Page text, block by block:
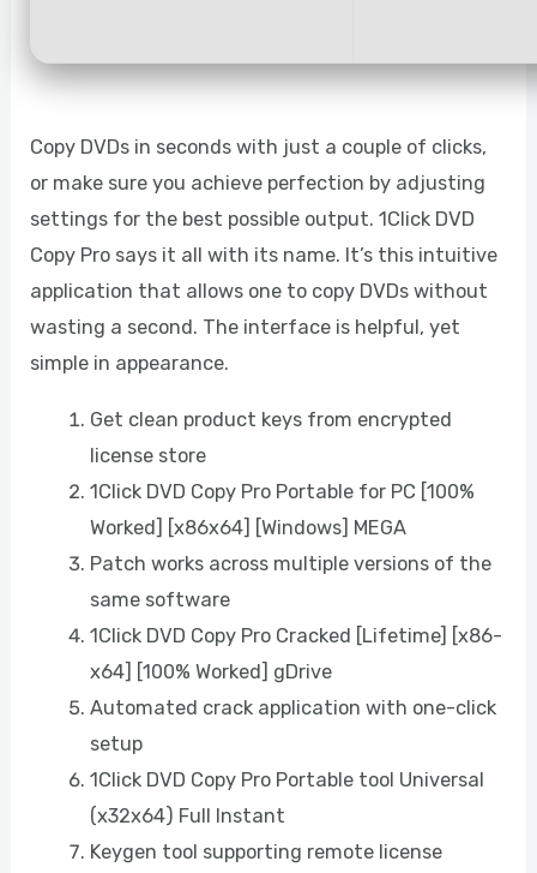
Copy DVDs in seconds with just a couple of clicks,
or make sure you achieve perfection by adjusting
settings for the best possible output. 1Click DVD
Copy Pro says it all with its name. It’s this intuitive
application that allows one to copy DVDs without
wasting a second. The interface is helpful, yet
simple in appearance.
Get clean product keys from encrypted
license store
1Click DVD Copy Pro Portable for PC [100%
Worked] [x86x64] [Windows] MEGA
Patch works across multiple versions of the
same software
1Click DVD Copy Pro Cracked [Lifetime] [x86-
x64] [100% Worked] gDrive
Automated crack application with one-click
setup
1Click DVD Copy Pro Portable tool Universal
(x32x64) Full Instant
Keygen tool supporting remote license